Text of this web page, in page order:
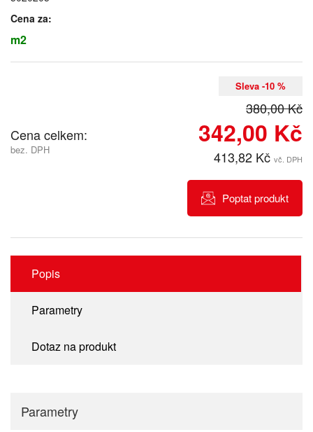
Cena za:
m2
Sleva -10 %
380,00 Kč
Cena celkem:
bez. DPH
342,00 Kč
413,82 Kč vč. DPH
Poptat produkt
Popis
Parametry
Dotaz na produkt
Parametry